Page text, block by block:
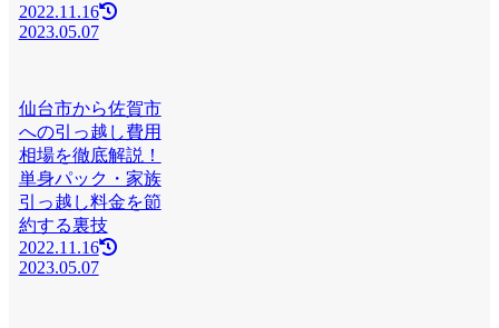
2022.11.16
2023.05.07
仙台市から佐賀市
への引っ越し費用
相場を徹底解説！
単身パック・家族
引っ越し料金を節
約する裏技
2022.11.16
2023.05.07